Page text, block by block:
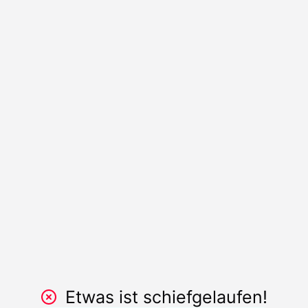
Etwas ist schiefgelaufen!